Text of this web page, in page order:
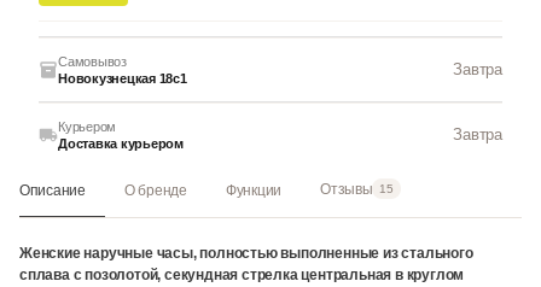
Самовывоз
Новокузнецкая 18с1
Завтра
Курьером
Доставка курьером
Завтра
Описание О бренде Функции Отзывы 15
Женские наручные часы, полностью выполненные из стального
сплава с позолотой, секундная стрелка центральная в круглом